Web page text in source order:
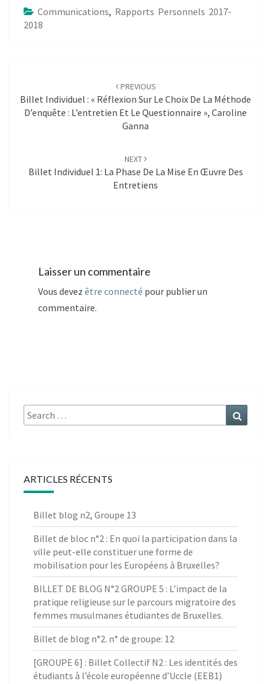
Communications, Rapports Personnels 2017-
2018
PREVIOUS
Billet Individuel : « Réflexion Sur Le Choix De La Méthode
D’enquête : L’entretien Et Le Questionnaire », Caroline
Ganna
NEXT
Billet Individuel 1: La Phase De La Mise En Œuvre Des
Entretiens
Laisser un commentaire
Vous devez être connecté pour publier un
commentaire.
Search
for:
ARTICLES RÉCENTS
Billet blog n2, Groupe 13
Billet de bloc n°2 : En quoi la participation dans la
ville peut-elle constituer une forme de
mobilisation pour les Européens à Bruxelles?
BILLET DE BLOG N°2 GROUPE 5 : L’impact de la
pratique religieuse sur le parcours migratoire des
femmes musulmanes étudiantes de Bruxelles.
Billet de blog n°2. n° de groupe: 12
[GROUPE 6] : Billet Collectif N2 : Les identités des
étudiants à l’école européenne d’Uccle (EEB1)